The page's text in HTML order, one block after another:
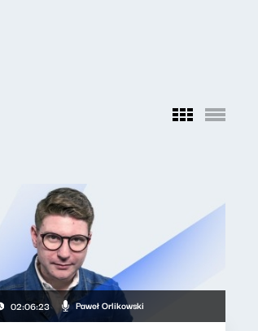
02:06:23 Paweł Orlikowski